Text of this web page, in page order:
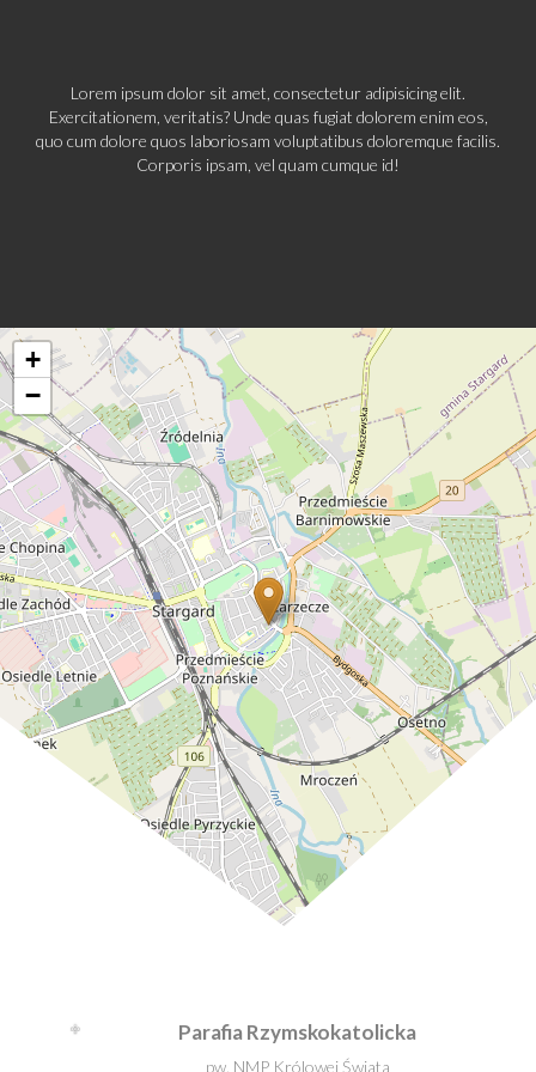
Lorem ipsum dolor sit amet, consectetur adipisicing elit.
Exercitationem, veritatis? Unde quas fugiat dolorem enim eos,
quo cum dolore quos laboriosam voluptatibus doloremque facilis.
Corporis ipsam, vel quam cumque id!
+
−
Parafia Rzymskokatolicka
pw. NMP Królowej Świata